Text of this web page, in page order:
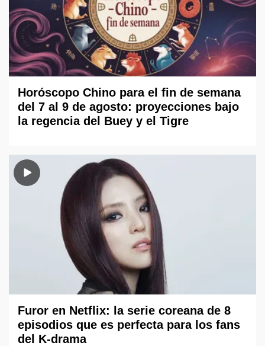
Horóscopo Chino para el fin de semana
del 7 al 9 de agosto: proyecciones bajo
la regencia del Buey y el Tigre
Furor en Netflix: la serie coreana de 8
episodios que es perfecta para los fans
del K-drama